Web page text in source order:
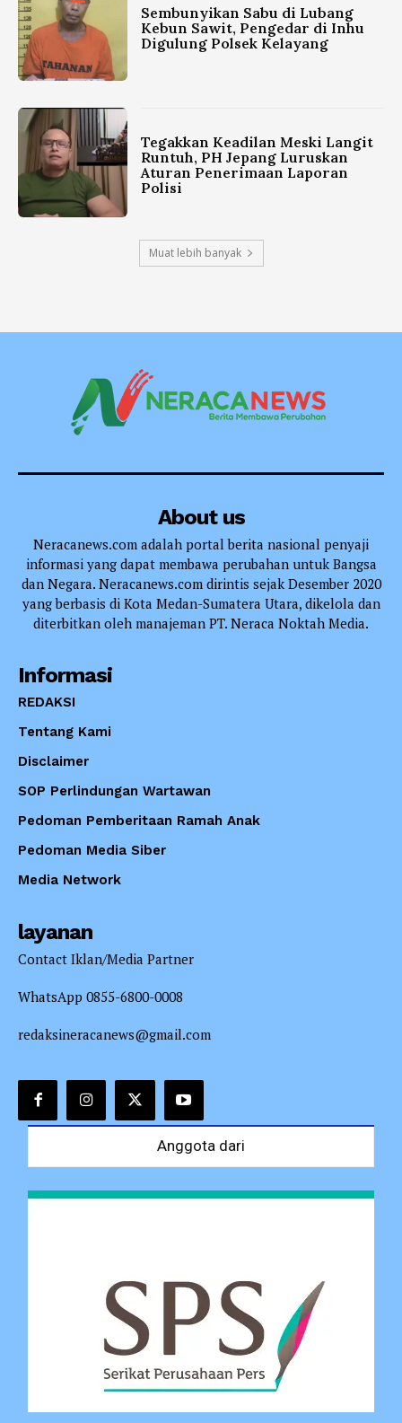
Sembunyikan Sabu di Lubang
Kebun Sawit, Pengedar di Inhu
Digulung Polsek Kelayang
Tegakkan Keadilan Meski Langit
Runtuh, PH Jepang Luruskan
Aturan Penerimaan Laporan
Polisi
Muat lebih banyak
About us
Neracanews.com adalah portal berita nasional penyaji
informasi yang dapat membawa perubahan untuk Bangsa
dan Negara. Neracanews.com dirintis sejak Desember 2020
yang berbasis di Kota Medan-Sumatera Utara, dikelola dan
diterbitkan oleh manajeman PT. Neraca Noktah Media.
Informasi
REDAKSI
Tentang Kami
Disclaimer
SOP Perlindungan Wartawan
Pedoman Pemberitaan Ramah Anak
Pedoman Media Siber
Media Network
layanan
Contact Iklan/Media Partner
WhatsApp 0855-6800-0008
redaksineracanews@gmail.com
Anggota dari